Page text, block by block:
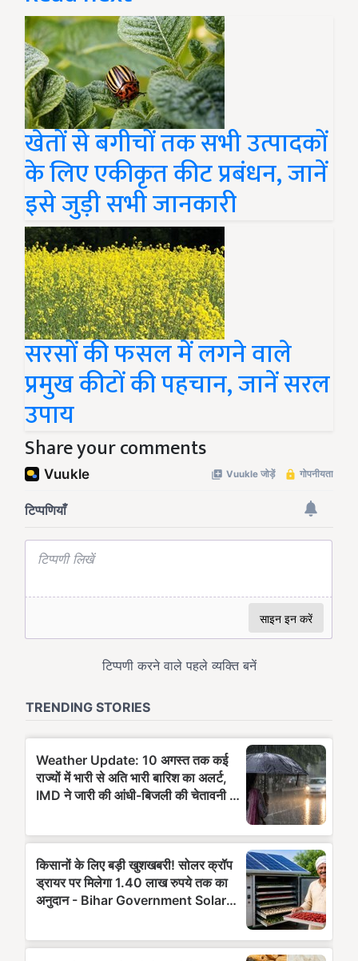
खेतों से बगीचों तक सभी उत्पादकों
के लिए एकीकृत कीट प्रबंधन, जानें
इसे जुड़ी सभी जानकारी
सरसों की फसल में लगने वाले
प्रमुख कीटों की पहचान, जानें सरल
उपाय
Share your comments